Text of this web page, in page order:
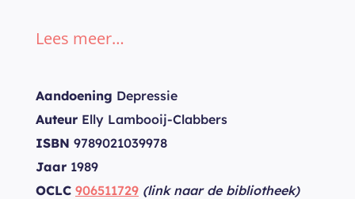
Lees meer…
Aandoening Depressie
Auteur Elly Lambooij-Clabbers
ISBN 9789021039978
Jaar 1989
OCLC 906511729 (link naar de bibliotheek)